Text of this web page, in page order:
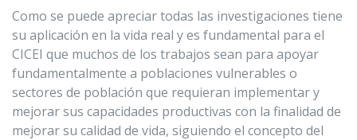
Como se puede apreciar todas las investigaciones tiene
su aplicación en la vida real y es fundamental para el
CICEI que muchos de los trabajos sean para apoyar
fundamentalmente a poblaciones vulnerables o
sectores de población que requieran implementar y
mejorar sus capacidades productivas con la finalidad de
mejorar su calidad de vida, siguiendo el concepto del